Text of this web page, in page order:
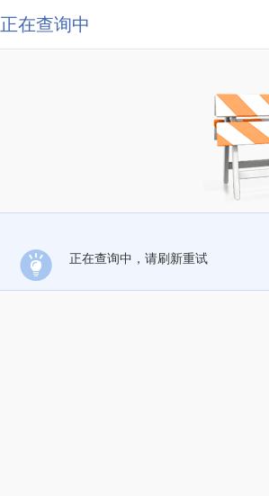
正在查询中
正在查询中，请刷新重试